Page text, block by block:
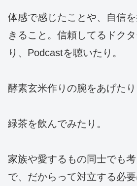
体感で感じたことや、自信
きること。信頼してるドク
り、Podcastを聴いたり。
酵素玄米作りの腕をあげたり
緑茶を飲んでみたり。
家族や愛するもの同士でも
で、だからって対立する必要